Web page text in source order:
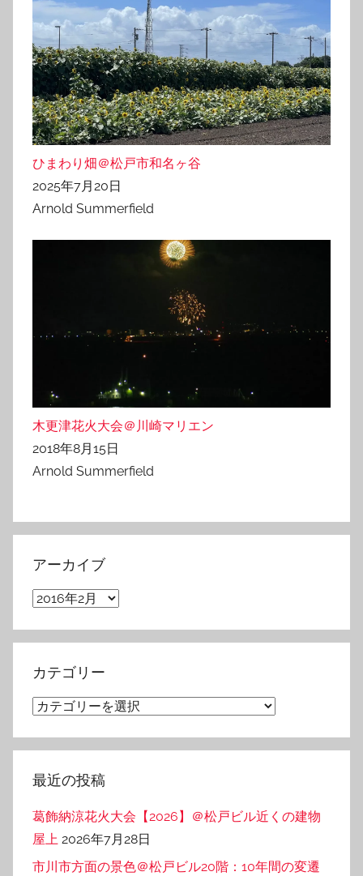
ひまわり畑＠松戸市和名ヶ谷
2025年7月20日
Arnold Summerfield
木更津花火大会＠川崎マリエン
2018年8月15日
Arnold Summerfield
アーカイブ
ア
カ
イ
カテゴリー
カ
ゴ
リ
最近の投稿
葛飾納涼花火大会【2026】＠松戸ビル近くの建物
屋上 2026年7月28日
市川市方面の景色＠松戸ビル20階：10年間の変遷